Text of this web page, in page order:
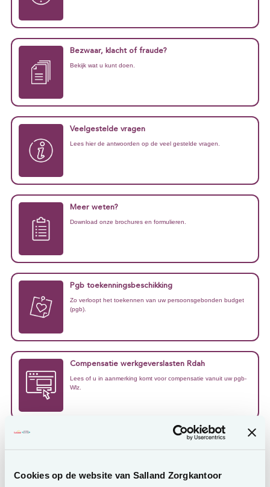
Cookies op de website van Salland Zorgkantoor
Bezwaar, klacht of fraude?
Bekijk wat u kunt doen.
Veelgestelde vragen
Lees hier de antwoorden op de veel gestelde vragen.
Meer weten?
Download onze brochures en formulieren.
Pgb toekenningsbeschikking
Zo verloopt het toekennen van uw persoonsgebonden budget
(pgb).
Compensatie werkgeverslasten Rdah
Lees of u in aanmerking komt voor compensatie vanuit uw pgb-
Wlz.